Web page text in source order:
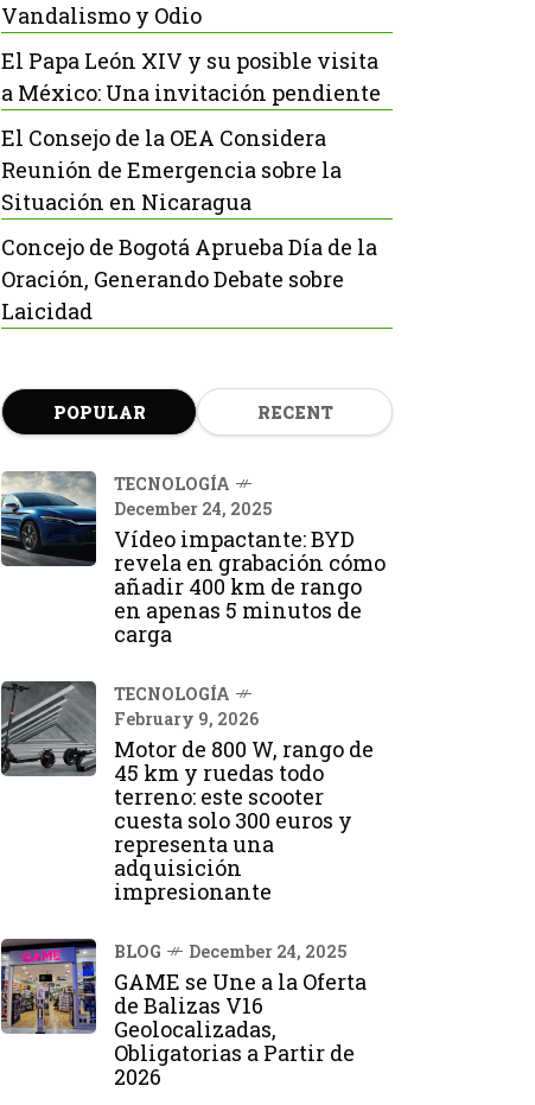
Vandalismo y Odio
El Papa León XIV y su posible visita
a México: Una invitación pendiente
El Consejo de la OEA Considera
Reunión de Emergencia sobre la
Situación en Nicaragua
Concejo de Bogotá Aprueba Día de la
Oración, Generando Debate sobre
Laicidad
POPULAR RECENT
TECNOLOGÍA
December 24, 2025
Vídeo impactante: BYD
revela en grabación cómo
añadir 400 km de rango
en apenas 5 minutos de
carga
TECNOLOGÍA
February 9, 2026
Motor de 800 W, rango de
45 km y ruedas todo
terreno: este scooter
cuesta solo 300 euros y
representa una
adquisición
impresionante
BLOG December 24, 2025
GAME se Une a la Oferta
de Balizas V16
Geolocalizadas,
Obligatorias a Partir de
2026